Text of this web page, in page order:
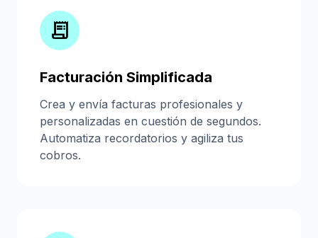
receipt_long
Facturación Simplificada
Crea y envía facturas profesionales y
personalizadas en cuestión de segundos.
Automatiza recordatorios y agiliza tus
cobros.